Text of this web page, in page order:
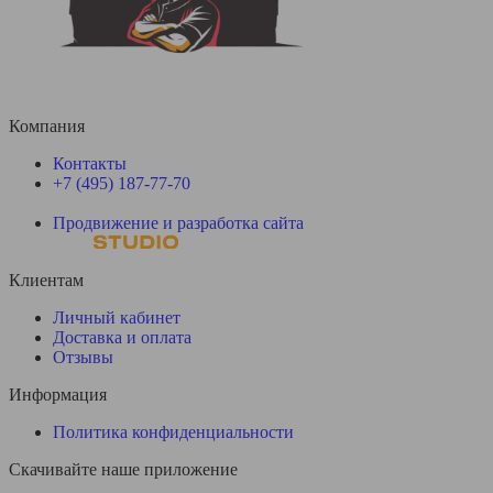
Компания
Контакты
+7 (495) 187-77-70
Продвижение и разработка сайта
Клиентам
Личный кабинет
Доставка и оплата
Отзывы
Информация
Политика конфиденциальности
Скачивайте наше приложение